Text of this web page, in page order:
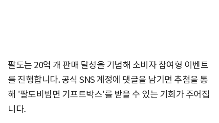
팔도는 20억 개 판매 달성을 기념해 소비자 참여형 이벤트
를 진행합니다. 공식 SNS 계정에 댓글을 남기면 추첨을 통
해 '팔도비빔면 기프트박스'를 받을 수 있는 기회가 주어집
니다.